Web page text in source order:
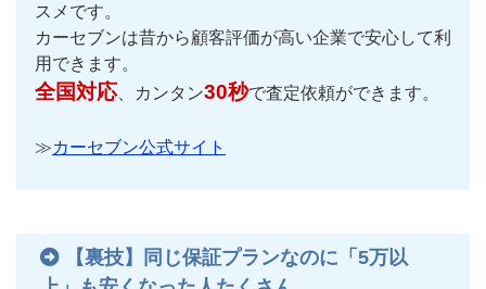
スメです。
カーセブンは昔から顧客評価が高い企業で安心して利
用できます。
全国対応、カンタン30秒で査定依頼ができます。
≫カーセブン公式サイト
【裏技】同じ保証プランなのに「5万以